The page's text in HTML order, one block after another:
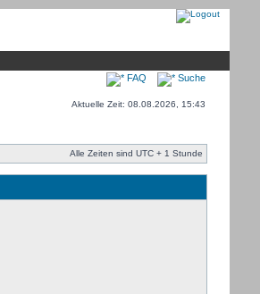
FAQ Suche
Aktuelle Zeit: 08.08.2026, 15:43
Alle Zeiten sind UTC + 1 Stunde